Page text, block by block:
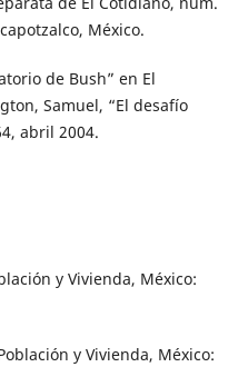
México.
de Bush” en El
Samuel, “El desafío
abril 2004.
y Vivienda, México:
Población y Vivienda, México: